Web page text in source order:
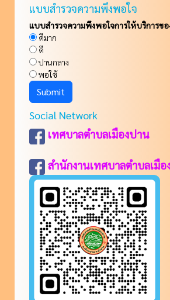
แบบสำรวจความพึงพอใจ
แบบสำรวจความพึงพอใจการให้บริการข
ดีมาก
ดี
ปานกลาง
พอใช้
Social Network
เทศบาลตำบลเมืองปาน
สำนักงานเทศบาลตำบลเมื